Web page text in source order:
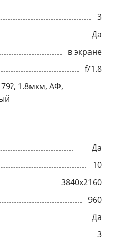
3
Да
в экране
f/1.8
1.8мкм, АФ,
Да
10
3840x2160
960
Да
3